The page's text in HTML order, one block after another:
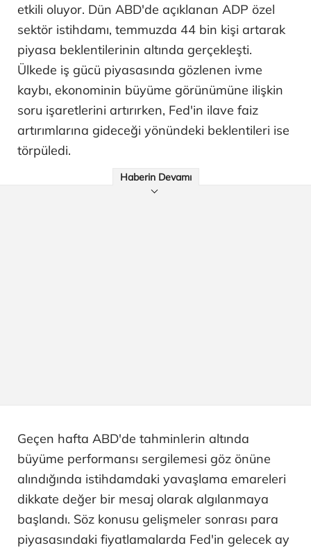
etkili oluyor. Dün ABD'de açıklanan ADP özel
sektör istihdamı, temmuzda 44 bin kişi artarak
piyasa beklentilerinin altında gerçekleşti.
Ülkede iş gücü piyasasında gözlenen ivme
kaybı, ekonominin büyüme görünümüne ilişkin
soru işaretlerini artırırken, Fed'in ilave faiz
artırımlarına gideceği yönündeki beklentileri ise
törpüledi.
Haberin Devamı
Geçen hafta ABD'de tahminlerin altında
büyüme performansı sergilemesi göz önüne
alındığında istihdamdaki yavaşlama emareleri
dikkate değer bir mesaj olarak algılanmaya
başlandı. Söz konusu gelişmeler sonrası para
piyasasındaki fiyatlamalarda Fed'in gelecek ay